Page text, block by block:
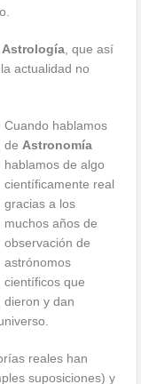
Astrología , que así
actualidad no
Cuando hablamos
de Astronomía
hablamos de algo
científicamente real
gracias a los
muchos años de
observación de
astrónomos
científicos que
dieron y dan
reales han
suposiciones) y